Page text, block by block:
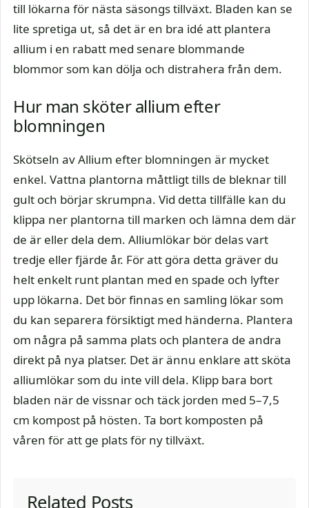
till lökarna för nästa säsongs tillväxt. Bladen kan se
lite spretiga ut, så det är en bra idé att plantera
allium i en rabatt med senare blommande
blommor som kan dölja och distrahera från dem.
Hur man sköter allium efter
blomningen
Skötseln av Allium efter blomningen är mycket
enkel. Vattna plantorna måttligt tills de bleknar till
gult och börjar skrumpna. Vid detta tillfälle kan du
klippa ner plantorna till marken och lämna dem där
de är eller dela dem. Alliumlökar bör delas vart
tredje eller fjärde år. För att göra detta gräver du
helt enkelt runt plantan med en spade och lyfter
upp lökarna. Det bör finnas en samling lökar som
du kan separera försiktigt med händerna. Plantera
om några på samma plats och plantera de andra
direkt på nya platser. Det är ännu enklare att sköta
alliumlökar som du inte vill dela. Klipp bara bort
bladen när de vissnar och täck jorden med 5–7,5
cm kompost på hösten. Ta bort komposten på
våren för att ge plats för ny tillväxt.
Related Posts